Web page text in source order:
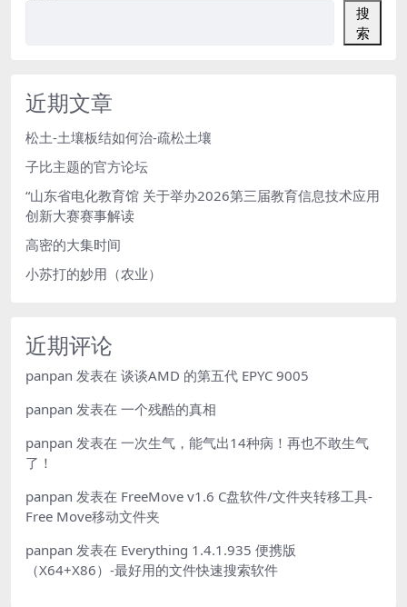
搜
索
近期文章
松土-土壤板结如何治-疏松土壤
子比主题的官方论坛
“山东省电化教育馆 关于举办2026第三届教育信息技术应用
创新大赛赛事解读
高密的大集时间
小苏打的妙用（农业）
近期评论
panpan 发表在 谈谈AMD 的第五代 EPYC 9005
panpan 发表在 一个残酷的真相
panpan 发表在 一次生气，能气出14种病！再也不敢生气
了！
panpan 发表在 FreeMove v1.6 C盘软件/文件夹转移工具-
Free Move移动文件夹
panpan 发表在 Everything 1.4.1.935 便携版
（X64+X86）-最好用的文件快速搜索软件